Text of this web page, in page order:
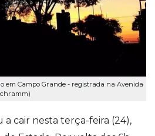
em Campo Grande - registrada na Avenida
cair nesta terça-feira (24),